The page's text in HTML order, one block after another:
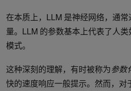
在本质上，LLM 是神经网络，通
量。LLM 的参数基本上代表了人
模式。
这种深刻的理解，有时被称为参数
快的速度响应一般提示。然而，对